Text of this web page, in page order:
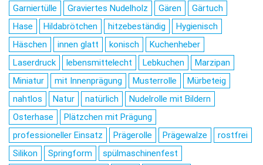
Garniertülle
Graviertes Nudelholz Gären
Gärtuch
Hase
Hildabrötchen hitzebeständig
Hygienisch
Häschen
innen glatt konisch
Kuchenheber
Laserdruck
lebensmittelecht Lebkuchen
Marzipan
Miniatur
mit Innenprägung Musterrolle
Mürbeteig
nahtlos
Natur natürlich
Nudelrolle mit Bildern
Osterhase
Plätzchen mit Prägung
professioneller Einsatz
Prägerolle Prägewalze
rostfrei
Silikon
Springform
spülmaschinenfest